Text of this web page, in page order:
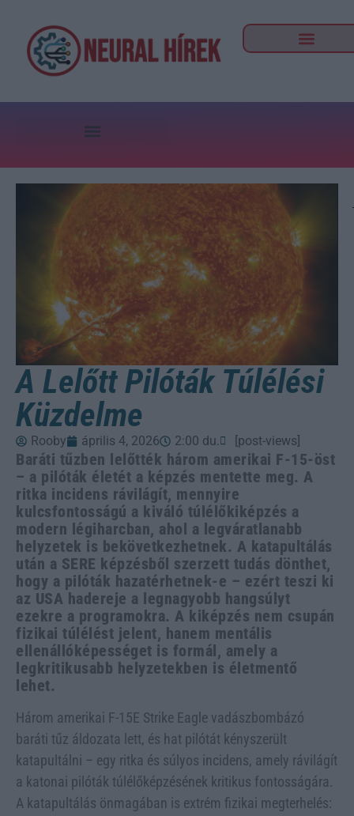
A Lelőtt Pilóták Túlélési
Küzdelme
Rooby április 4, 2026 2:00 du. [post-views]
Baráti tűzben lelőtték három amerikai F-15-öst
– a pilóták életét a képzés mentette meg. A
ritka incidens rávilágít, mennyire
kulcsfontosságú a kiváló túlélőkiképzés a
modern légiharcban, ahol a legváratlanabb
helyzetek is bekövetkezhetnek. A katapultálás
után a SERE képzésből szerzett tudás dönthet,
hogy a pilóták hazatérhetnek-e – ezért teszi ki
az USA hadereje a legnagyobb hangsúlyt
ezekre a programokra. A kiképzés nem csupán
fizikai túlélést jelent, hanem mentális
ellenállóképességet is formál, amely a
legkritikusabb helyzetekben is életmentő
lehet.
Három amerikai F-15E Strike Eagle vadászbombázó
baráti tűz áldozata lett, és hat pilótát kényszerült
katapultálni – egy ritka és súlyos incidens, amely rávilágít
a katonai pilóták túlélőképzésének kritikus fontosságára.
A katapultálás önmagában is extrém fizikai megterhelés: